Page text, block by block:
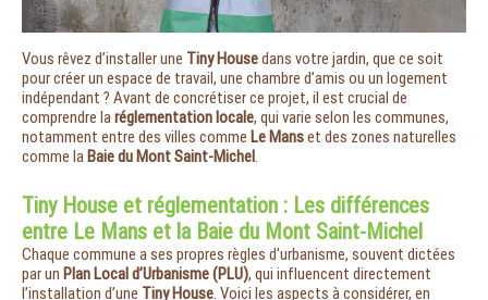
Vous rêvez d’installer une Tiny Housedans votre jardin, que ce soit
pour créer un espace de travail, une chambre d’amis ou un logement
indépendant ? Avant de concrétiser ce projet, il est crucial de
comprendre laréglementation locale, qui varie selon les communes,
notamment entre des villes comme Le Manset des zones naturelles
comme la Baie du Mont Saint-Michel.
Tiny House et réglementation : Les différences
entre Le Mans et la Baie du Mont Saint-Michel
Chaque commune a ses propres règles d'urbanisme, souvent dictées
par un Plan Local d’Urbanisme (PLU), qui influencent directement
l’installation d’une Tiny House. Voici les aspects à considérer, en